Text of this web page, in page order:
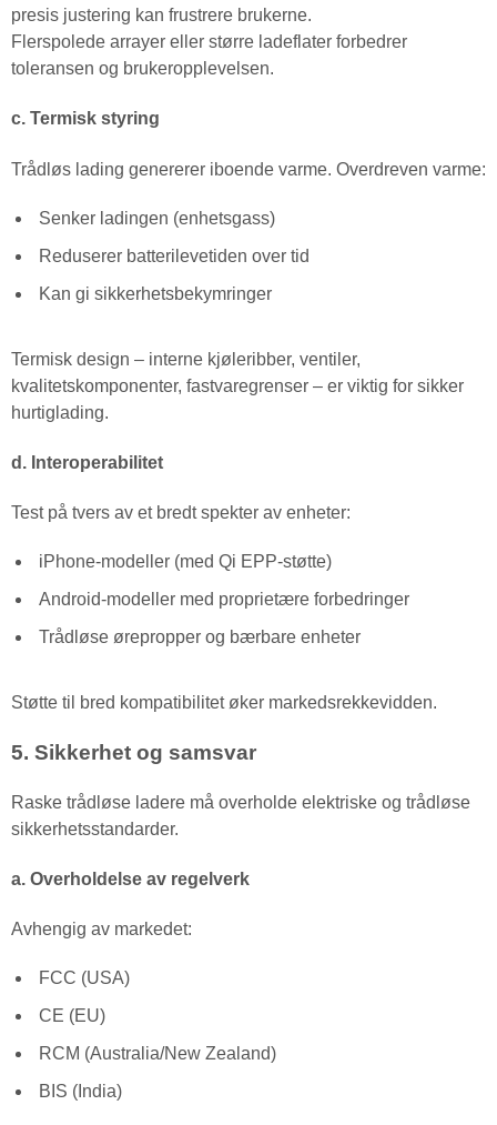
presis justering kan frustrere brukerne.
Flerspolede arrayer eller større ladeflater forbedrer
toleransen og brukeropplevelsen.
c. Termisk styring
Trådløs lading genererer iboende varme. Overdreven varme:
Senker ladingen (enhetsgass)
Reduserer batterilevetiden over tid
Kan gi sikkerhetsbekymringer
Termisk design – interne kjøleribber, ventiler,
kvalitetskomponenter, fastvaregrenser – er viktig for sikker
hurtiglading.
d. Interoperabilitet
Test på tvers av et bredt spekter av enheter:
iPhone-modeller (med Qi EPP-støtte)
Android-modeller med proprietære forbedringer
Trådløse ørepropper og bærbare enheter
Støtte til bred kompatibilitet øker markedsrekkevidden.
5. Sikkerhet og samsvar
Raske trådløse ladere må overholde elektriske og trådløse
sikkerhetsstandarder.
a. Overholdelse av regelverk
Avhengig av markedet:
FCC (USA)
CE (EU)
RCM (Australia/New Zealand)
BIS (India)